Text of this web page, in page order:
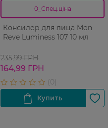
0_Спец.ціна
Консилер для лица Mon
Reve Luminess 107 10 мл
235,99 ГРН
164,99 ГРН